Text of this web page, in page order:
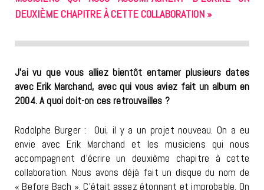
DEUXIÈME CHAPITRE À CETTE COLLABORATION »
J’ai vu que vous alliez bientôt entamer plusieurs dates
avec Erik Marchand, avec qui vous aviez fait un album en
2004. A quoi doit-on ces retrouvailles ?
Rodolphe Burger : Oui, il y a un projet nouveau. On a eu
envie avec Erik Marchand et les musiciens qui nous
accompagnent d’écrire un deuxième chapitre à cette
collaboration. Nous avons déjà fait un disque du nom de
« Before Bach ». C’était assez étonnant et improbable. On